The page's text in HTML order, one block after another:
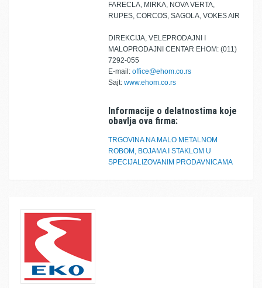
FARECLA, MIRKA, NOVA VERTA,
RUPES, CORCOS, SAGOLA, VOKES AIR
DIREKCIJA, VELEPRODAJNI I
MALOPRODAJNI CENTAR EHOM: (011)
7292-055
E-mail: office@ehom.co.rs
Sajt: www.ehom.co.rs
Informacije o delatnostima koje
obavlja ova firma:
TRGOVINA NA MALO METALNOM
ROBOM, BOJAMA I STAKLOM U
SPECIJALIZOVANIM PRODAVNICAMA